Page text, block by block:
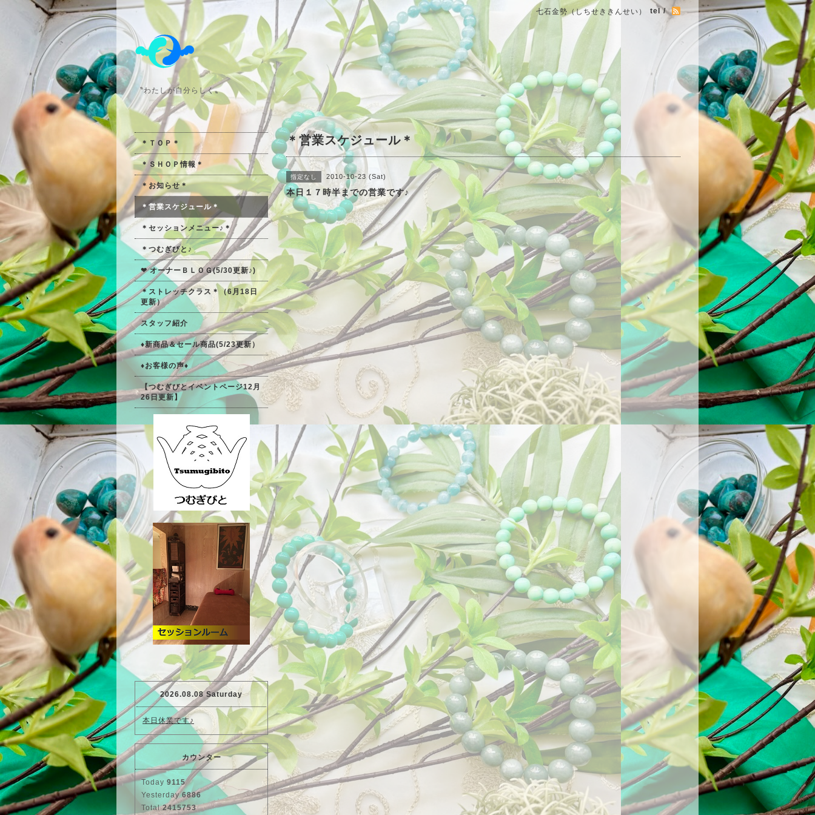
七石金勢（しちせききんせい） tel /
〝わたしが自分らしく〟
＊営業スケジュール＊
指定なし 2010-10-23 (Sat)
本日１７時半までの営業です♪
＊ＴＯＰ＊
＊ＳＨＯＰ情報＊
＊お知らせ＊
＊営業スケジュール＊
＊セッションメニュー♪＊
＊つむぎびと♪
❤ オーナーＢＬＯＧ(5/30更新♪)
＊ストレッチクラス＊（6月18日
更新）
スタッフ紹介
♦新商品＆セール商品(5/23更新）
♦お客様の声♦
【つむぎびとイベントページ12月
26日更新】
2026.08.08 Saturday
本日休業です♪
カウンター
Today 9115
Yesterday6886
Total2415753